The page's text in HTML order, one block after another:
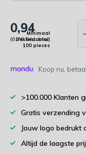
0,94
(0,78 Excl. btw)
Minimaal
bestelaantal:
100 pieces
Koop nu,
>100.000 Klanten
Gratis verzending
Jouw logo bedrukt
Altijd de laagste